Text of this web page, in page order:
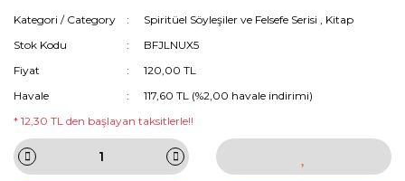
Kategori / Category Spiritüel Söyleşiler ve Felsefe Serisi , Kitap
Stok Kodu
BFJLNUX5
Fiyat
120,00 TL
Havale
117,60 TL (%2,00 havale indirimi)
* 12,30 TL den başlayan taksitlerle!!